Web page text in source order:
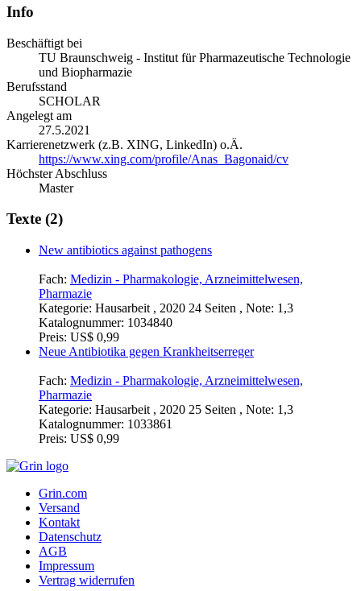
Info
Beschäftigt bei
TU Braunschweig - Institut für Pharmazeutische Technologie
und Biopharmazie
Berufsstand
SCHOLAR
Angelegt am
27.5.2021
Karrierenetzwerk (z.B. XING, LinkedIn) o.Ä.
https://www.xing.com/profile/Anas_Bagonaid/cv
Höchster Abschluss
Master
Texte (2)
New antibiotics against pathogens
Fach: Medizin - Pharmakologie, Arzneimittelwesen,
Pharmazie
Kategorie: Hausarbeit , 2020 24 Seiten , Note: 1,3
Katalognummer: 1034840
Preis: US$ 0,99
Neue Antibiotika gegen Krankheitserreger
Fach: Medizin - Pharmakologie, Arzneimittelwesen,
Pharmazie
Kategorie: Hausarbeit , 2020 25 Seiten , Note: 1,3
Katalognummer: 1033861
Preis: US$ 0,99
Grin.com
Versand
Kontakt
Datenschutz
AGB
Impressum
Vertrag widerrufen